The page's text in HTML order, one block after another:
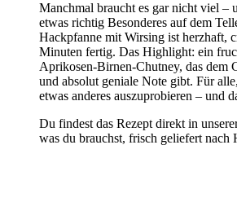
Manchmal braucht es gar nicht viel –
etwas richtig Besonderes auf dem
Hackpfanne mit Wirsing ist herzhaft,
Minuten fertig. Das Highlight: ein
Aprikosen-Birnen-Chutney, das dem
und absolut geniale Note gibt. Für
etwas anderes auszuprobieren – und
Du findest das Rezept direkt in
was du brauchst, frisch geliefert nach